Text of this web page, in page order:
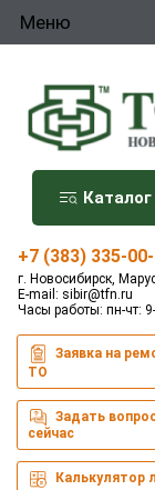
Меню
Каталог
+7 (383) 335-
г. Новосибирск,
E-mail: sibir@tfn.ru
Часы работы: пн-чт:
Заявка на
ТО
Задать
сейчас
Калькулятор